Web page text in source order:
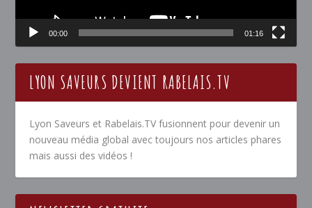
00:00 01:16
LYON SAVEURS DEVIENT RABELAIS.TV
Lyon Saveurs et Rabelais.TV fusionnent pour devenir un
nouveau média global avec toujours nos articles phares
mais aussi des vidéos !